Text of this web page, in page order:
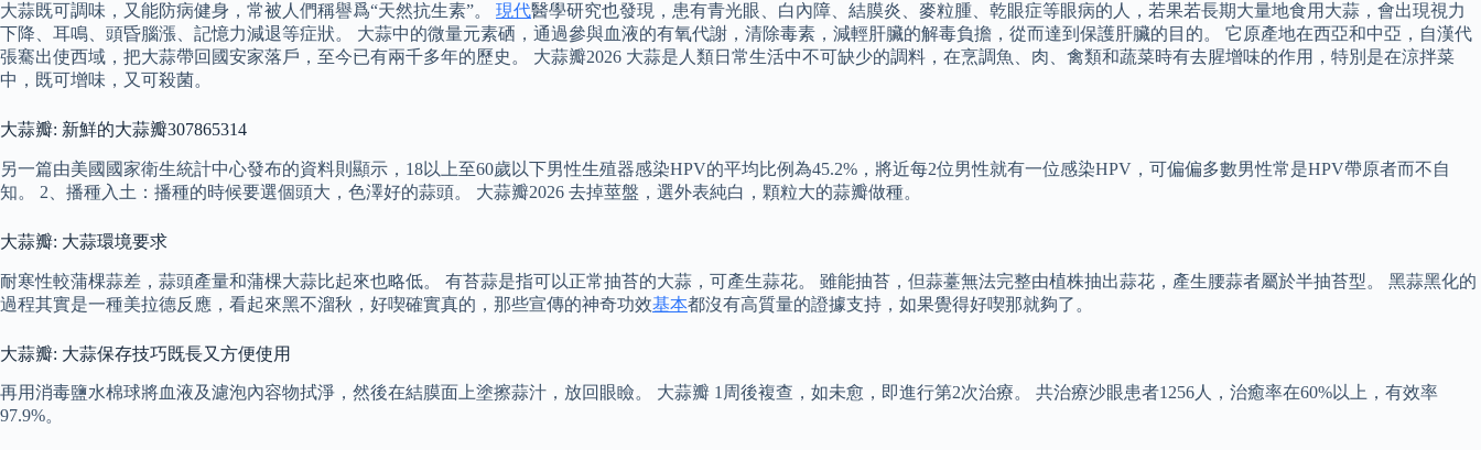
大蒜既可調味，又能防病健身，常被人們稱譽爲“天然抗生素”。 現代醫學研究也發現，患有青光眼、白內障、結膜炎、麥粒腫、乾眼症等眼病的人，若果若長期大量地食用大蒜，會出現視力
下降、耳鳴、頭昏腦漲、記憶力減退等症狀。 大蒜中的微量元素硒，通過參與血液的有氧代謝，清除毒素，減輕肝臟的解毒負擔，從而達到保護肝臟的目的。 它原產地在西亞和中亞，自漢代
張騫出使西域，把大蒜帶回國安家落戶，至今已有兩千多年的歷史。 大蒜瓣2026 大蒜是人類日常生活中不可缺少的調料，在烹調魚、肉、禽類和蔬菜時有去腥增味的作用，特別是在涼拌菜
中，既可增味，又可殺菌。
大蒜瓣: 新鮮的大蒜瓣307865314
另一篇由美國國家衛生統計中心發布的資料則顯示，18以上至60歲以下男性生殖器感染HPV的平均比例為45.2%，將近每2位男性就有一位感染HPV，可偏偏多數男性常是HPV帶原者而不自
知。 2、播種入土：播種的時候要選個頭大，色澤好的蒜頭。 大蒜瓣2026 去掉莖盤，選外表純白，顆粒大的蒜瓣做種。
大蒜瓣: 大蒜環境要求
耐寒性較蒲棵蒜差，蒜頭產量和蒲棵大蒜比起來也略低。 有苔蒜是指可以正常抽苔的大蒜，可產生蒜花。 雖能抽苔，但蒜薹無法完整由植株抽出蒜花，產生腰蒜者屬於半抽苔型。 黑蒜黑化的
過程其實是一種美拉德反應，看起來黑不溜秋，好喫確實真的，那些宣傳的神奇功效基本都沒有高質量的證據支持，如果覺得好喫那就夠了。
大蒜瓣: 大蒜保存技巧既長又方便使用
再用消毒鹽水棉球將血液及濾泡內容物拭淨，然後在結膜面上塗擦蒜汁，放回眼瞼。 大蒜瓣 1周後複查，如未愈，即進行第2次治療。 共治療沙眼患者1256人，治癒率在60%以上，有效率
97.9%。